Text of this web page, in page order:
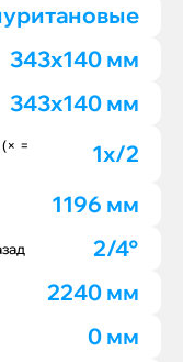
343x140 мм
343x140 мм
=
1x/2
1196 мм
2/4°
2240 мм
0 мм